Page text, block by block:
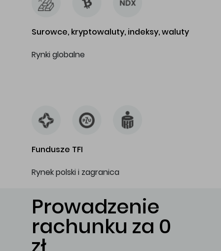
Surowce, kryptowaluty, indeksy, waluty
Rynki globalne
Fundusze TFI
Rynek polski i zagranica
Prowadzenie
rachunku za 0